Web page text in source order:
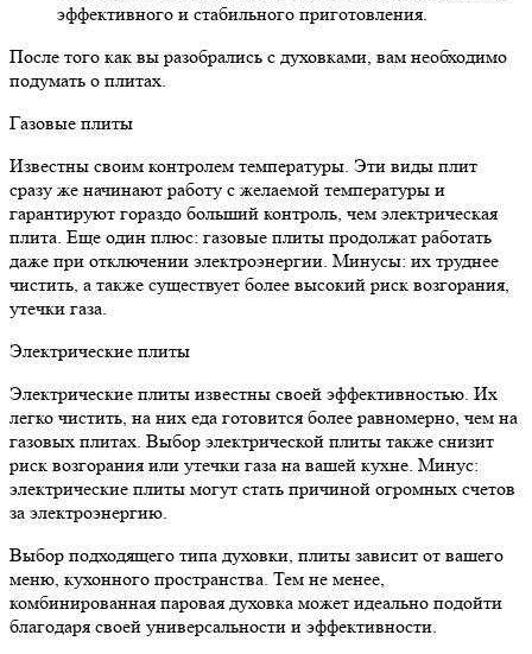
эффективного и стабильного приготовления.
После того как вы разобрались с духовками, вам необходимо
подумать о плитах.
Газовые плиты
Известны своим контролем температуры. Эти виды плит
сразу же начинают работу с желаемой температуры и
гарантируют гораздо больший контроль, чем электрическая
плита. Еще один плюс: газовые плиты продолжат работать
даже при отключении электроэнергии. Минусы: их труднее
чистить, а также существует более высокий риск возгорания,
утечки газа.
Электрические плиты
Электрические плиты известны своей эффективностью. Их
легко чистить, на них еда готовится более равномерно, чем на
газовых плитах. Выбор электрической плиты также снизит
риск возгорания или утечки газа на вашей кухне. Минус:
электрические плиты могут стать причиной огромных счетов
за электроэнергию.
Выбор подходящего типа духовки, плиты зависит от вашего
меню, кухонного пространства. Тем не менее,
комбинированная паровая духовка может идеально подойти
благодаря своей универсальности и эффективности.